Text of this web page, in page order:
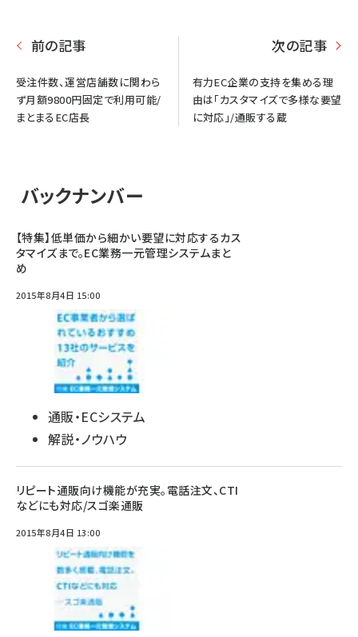
前の記事
受注件数、運営店舗数に関わら
ず月額9800円固定で利用可能/
まとまるEC店長
次の記事
有力EC企業の支持を集める理
由は「カスタマイズで多様な要望
に対応」/通販する蔵
バックナンバー
【特集】低単価から細かい要望に対応するカス
タマイズまで。EC業務一元管理システムまと
め
2015年8月4日 15:00
通販・ECシステム
解説・ノウハウ
リピート通販向け機能が充実。電話注文、CTI
などにも対応/スゴ楽通販
2015年8月4日 13:00